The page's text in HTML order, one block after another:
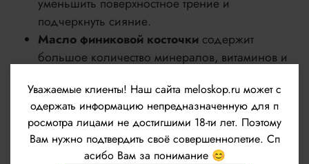
уменьшить поверхностное трение и
подчеркнуть сияние.
Масло финиковой косточки содержит
большое количество минералов, витаминов и
поддержанию силы волос. Глубоко питает
корни, увлажняет и придает зеркальный блеск.
Уважаемые клиенты! Наш сайта meloskop.ru может с
одержать информацию непредназначенную для п
росмотра лицами не достигшими 18-ти лет. Поэтому
Вам нужно подтвердить своё совершеннолетие. Сп
асибо Вам за понимание 😊